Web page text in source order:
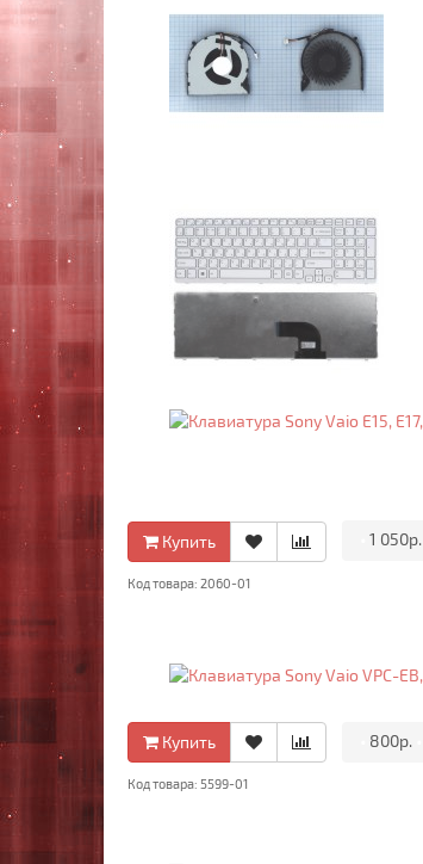
Купить 1 050р.
Код товара: 2060-01
Купить 800р.
Код товара: 5599-01